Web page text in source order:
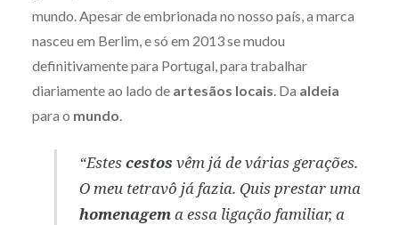
mundo. Apesar de embrionada no nosso país, a marca
nasceu em Berlim, e só em 2013 se mudou
definitivamente para Portugal, para trabalhar
diariamente ao lado de artesãos locais. Da aldeia
para o mundo.
“Estescestos vêm já de várias gerações.
O meu tetravô já fazia. Quis prestar uma
homenagema essa ligação familiar, a